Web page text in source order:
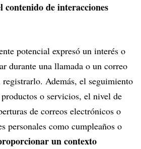
contenido de interacciones
potencial expresó un interés o
durante una llamada o un correo
Además, el seguimiento
o servicios, el nivel de
de correos electrónicos o
personales como cumpleaños o
un contexto